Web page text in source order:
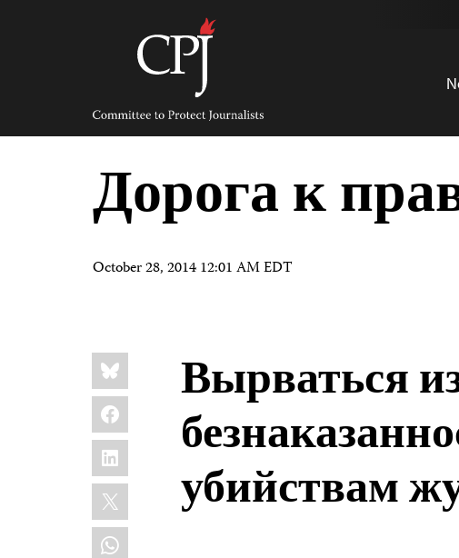
Committee
Protect
Journalists
Дорога к
October 28, 2014 12:01 AM EDT
Share
this:
Bluesky
Facebook
LinkedIn
X
WhatsApp
Вырваться
убийствам